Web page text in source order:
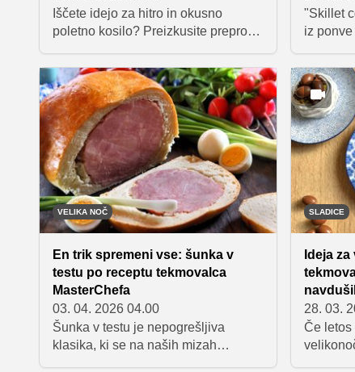
Iščete idejo za hitro in okusno
poletno kosilo? Preizkusite preprost
s peso, feta sirom in hrustljavimi
oreščki, ki je pripravljen v pičlih
nekaj minutah. Ta hitra poletna jed
izpod rok Matica Mačka je idealna
izbira za ljubitelje lahkih brezmesnih
obrokov.
"Skillet
iz
koščki
izbira
vedno
VELIKA NOČ
En trik spremeni vse: šunka v
testu po receptu tekmovalca
MasterChefa
03. 04. 2026 04.00
Šunka v testu je nepogrešljiva
klasika, ki se na naših mizah
SLADICE
Ideja
28. 03.
Če letos